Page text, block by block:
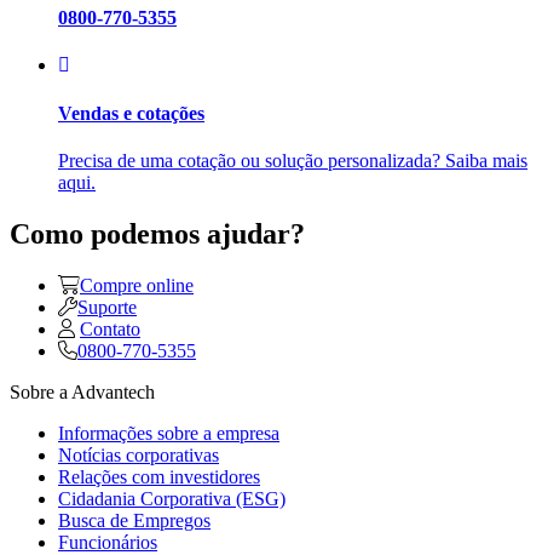
0800-770-5355
Vendas e cotações
Precisa de uma cotação ou solução personalizada? Saiba mais
aqui.
Como podemos ajudar?
Compre online
Suporte
Contato
0800-770-5355
Sobre a Advantech
Informações sobre a empresa
Notícias corporativas
Relações com investidores
Cidadania Corporativa (ESG)
Busca de Empregos
Funcionários